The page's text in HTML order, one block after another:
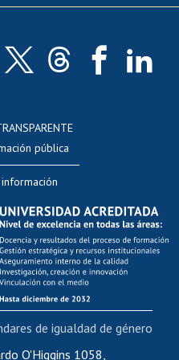
docente
al AUCAI
os
de capacitación
personal
interna
de renta
pública
O'Higgins 1058,
de igualdad de género